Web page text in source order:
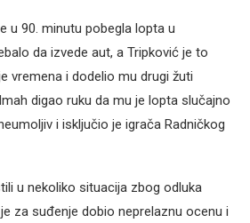
u 90. minutu pobegla lopta u
da izvede aut, a Tripković je to
vremena i dodelio mu drugi žuti
digao ruku da mu je lopta slučajno
i isključio je igrača Radničkog
u nekoliko situacija zbog odluka
za suđenje dobio neprelaznu ocenu i